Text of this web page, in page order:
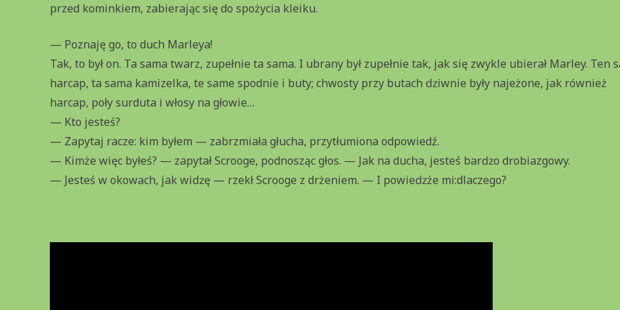
przed kominkiem, zabierając się do spożycia kleiku.
— Poznaję go, to duch Marleya!
Tak, to był on. Ta sama twarz, zupełnie ta sama. I ubrany był zupełnie tak, jak się zwykle ubierał Marley. Ten
harcap, ta sama kamizelka, te same spodnie i buty; chwosty przy butach ǳiwnie były najeżone, jak również
harcap, poły surduta i włosy na głowie…
— Kto jesteś?
— Zapytaj racze: kim byłem — zabrzmiała głucha, przytłumiona odpowiedź.
— Kimże więc byłeś? — zapytał Scrooge, podnosząc głos. — Jak na ducha, jesteś barǳo drobiazgowy.
— Jesteś w okowach, jak wiǳę — rzekł Scrooge z drżeniem. — I powieǳże mi:dlaczego?